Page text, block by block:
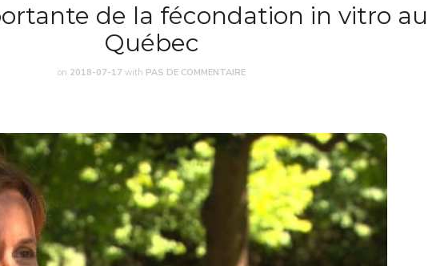
de la fécondation in vitro au
Québec
on 2018-07-17 with PAS DE COMMENTAIRE